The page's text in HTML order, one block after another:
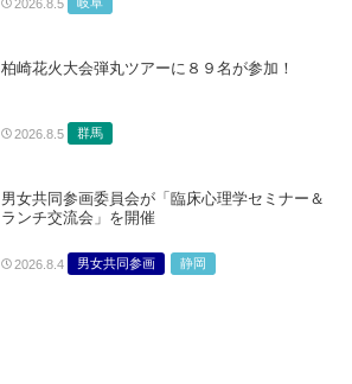
2026.8.5
柏崎花火大会弾丸ツアーに８９名が参加！
2026.8.5 群馬
男女共同参画委員会が「臨床心理学セミナー＆
ランチ交流会」を開催
2026.8.4 男女共同参画 静岡